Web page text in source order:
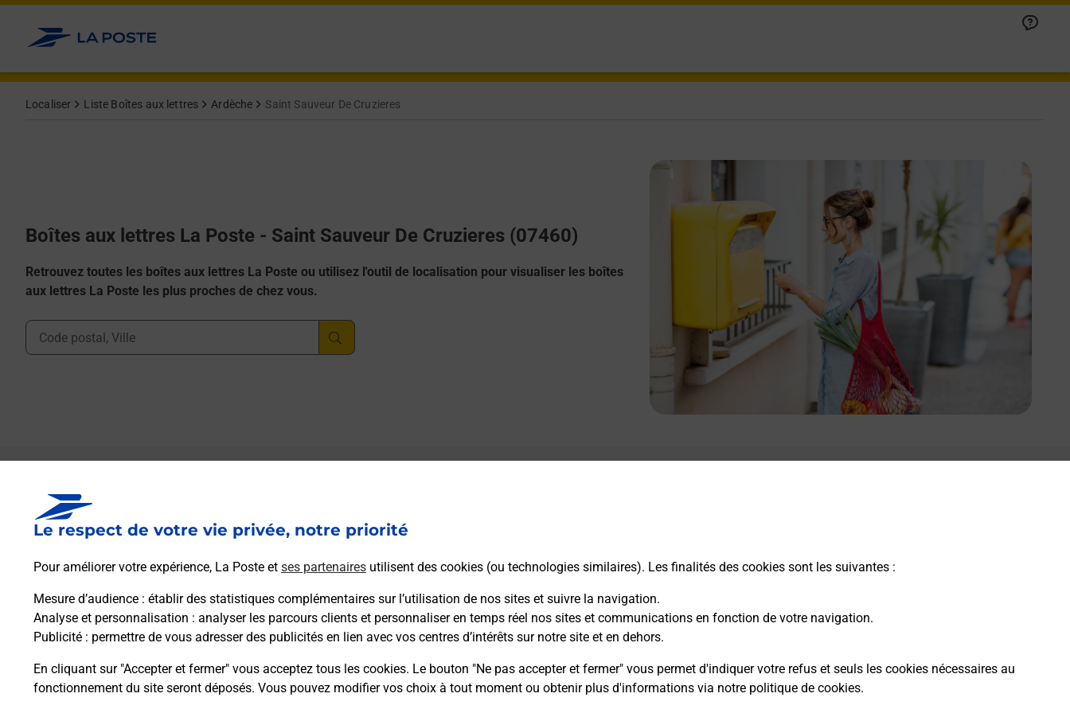
Le respect de votre vie privée, notre priorité
Pour améliorer votre expérience, La Poste et ses partenaires utilisent des cookies (ou technologies similaires). Les finalités des cookies sont les suivantes :
Mesure d’audience : établir des statistiques complémentaires sur l’utilisation de nos sites et suivre la navigation.
Analyse et personnalisation : analyser les parcours clients et personnaliser en temps réel nos sites et communications en fonction de votre navigation.
Publicité : permettre de vous adresser des publicités en lien avec vos centres d’intérêts sur notre site et en dehors.
En cliquant sur "Accepter et fermer" vous acceptez tous les cookies. Le bouton "Ne pas accepter et fermer" vous permet d'indiquer votre refus et seuls les cookies nécessaires au
fonctionnement du site seront déposés. Vous pouvez modifier vos choix à tout moment ou obtenir plus d'informations via notre politique de cookies.
Allez au contenu
Localiser Liste Boîtes aux lettres Ardèche Saint Sauveur De Cruzieres
Boîtes aux lettres La Poste - Saint Sauveur De Cruzieres (07460)
Retrouvez toutes les boîtes aux lettres La Poste ou utilisez l'outil de localisation pour visualiser les boîtes
aux lettres La Poste les plus proches de chez vous.
Ville, Département, Code Postal
Boîte aux lettres La Poste
Collecte du courrier aujourd'hui à 08h00
Quartier Lavabre
Itinéraire
Le Village
Saint Sauveur De Cruzieres